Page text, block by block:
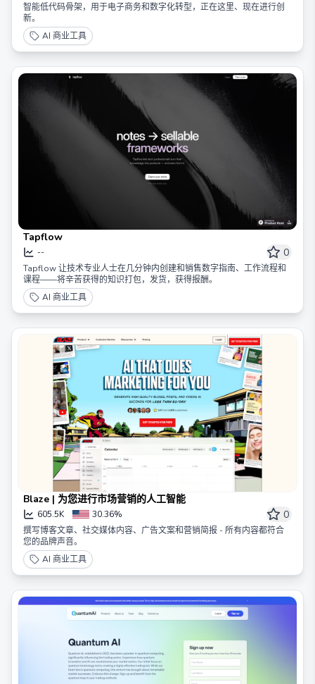
智能低代码骨架，用于电子商务和数字化转型，正在这里、现在进行创
新。
AI 商业工具
Tapflow
-- 0
Tapflow 让技术专业人士在几分钟内创建和销售数字指南、工作流程和
课程——将辛苦获得的知识打包，发货，获得报酬。
AI 商业工具
Blaze | 为您进行市场营销的人工智能
605.5K 30.36% 0
撰写博客文章、社交媒体内容、广告文案和营销简报 - 所有内容都符合
您的品牌声音。
AI 商业工具